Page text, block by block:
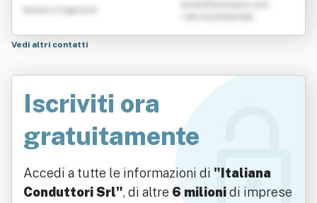
Nome e Cognome
Vedi altri contatti
Iscriviti ora
gratuitamente
Accedi a tutte le informazioni di "Italiana
Conduttori Srl", di altre 6 milionidi imprese